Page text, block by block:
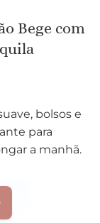
Bege com
bolsos e
para
a manhã.